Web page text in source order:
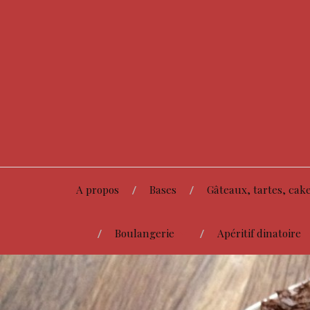
A propos Bases Gâteaux, tartes,
Boulangerie Apéritif dinatoire